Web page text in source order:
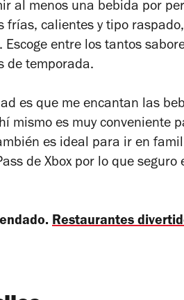
al menos una bebida por
frías, calientes y tipo
Escoge entre los tantos
de temporada.
es que me encantan las
mismo es muy conveniente
es ideal para ir en
de Xbox por lo que
Restaurantes